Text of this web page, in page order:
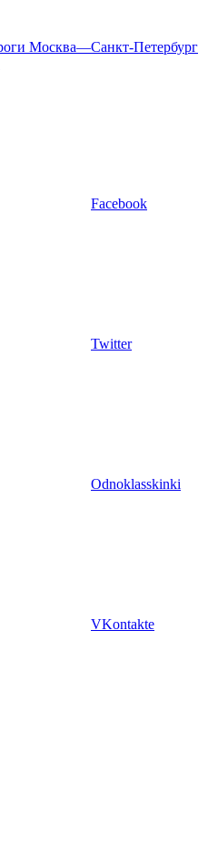
Москва—Санкт-Петербург
Facebook
Twitter
Odnoklasskinki
VKontakte